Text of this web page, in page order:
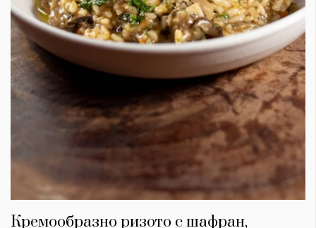
Кремообразно ризото с шафран,